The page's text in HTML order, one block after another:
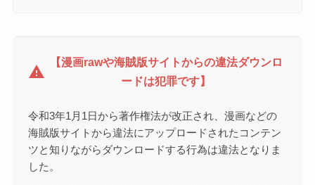
warning
【漫画rawや海賊版サイトからの違法ダウンロ
ードは犯罪です】
令和3年1月1日から著作権法が改正され、漫画などの
海賊版サイトから違法にアップロードされたコンテン
ツと知りながらダウンロードする行為は違法となりま
した。